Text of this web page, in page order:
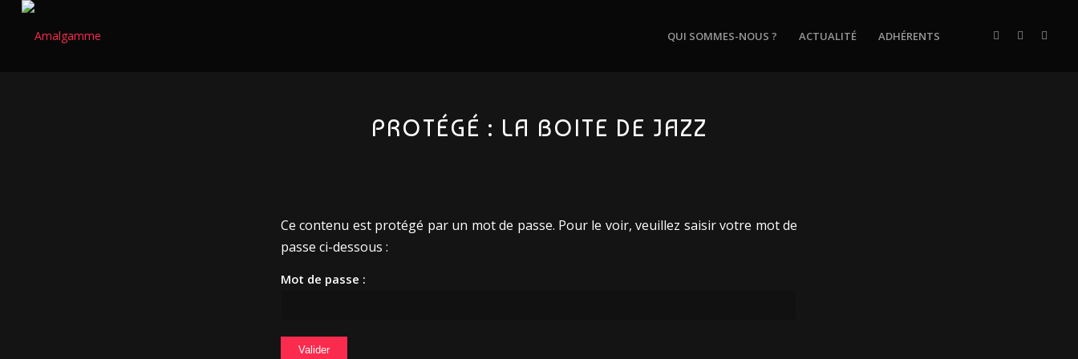
QUI SOMMES-NOUS ? ACTUALITÉ ADHÉRENTS
PROTÉGÉ : LA BOITE DE JAZZ
Ce contenu est protégé par un mot de passe. Pour le voir, veuillez saisir votre mot de
passe ci-dessous :
Mot de passe :